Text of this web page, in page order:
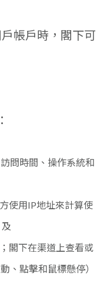
帳戶時，閣下可
問時間、操作系統和
使用IP地址來計算使
閣下在渠道上查看或
、點擊和鼠標懸停）